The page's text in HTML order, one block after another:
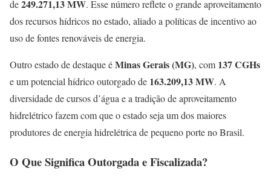
de249.271,13 MW. Esse número reflete o grande aproveitamento
dos recursos hídricos no estado, aliado a políticas de incentivo ao
uso de fontes renováveis de energia.
Outro estado de destaque éMinas Gerais (MG), com 137 CGHs
e um potencial hídrico outorgado de 163.209,13 MW. A
diversidade de cursos d’água e a tradição de aproveitamento
hidrelétrico fazem com que o estado seja um dos maiores
produtores de energia hidrelétrica de pequeno porte no Brasil.
O Que Significa Outorgada e Fiscalizada?